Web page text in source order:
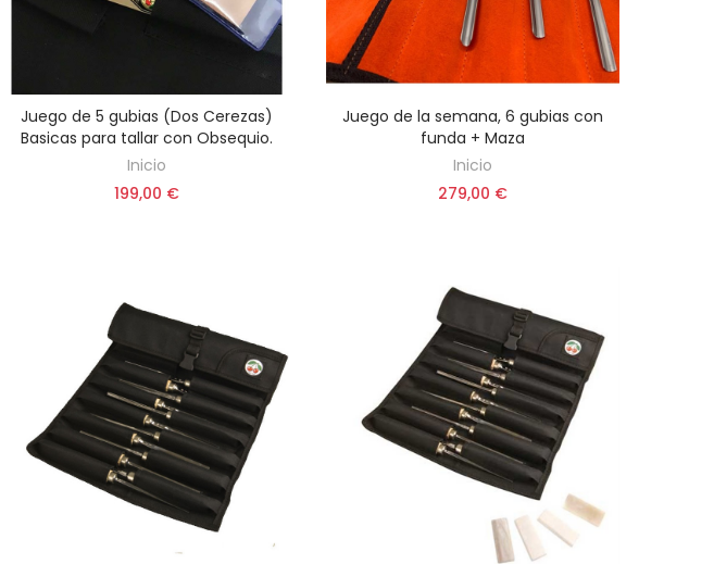
AÑADIR AL CARRITO
Juego de 5 gubias (Dos Cerezas)
Basicas para tallar con Obsequio.
Inicio
199,00 €
AÑADIR AL CARRITO
Juego de la semana, 6 gubias con
funda + Maza
Inicio
279,00 €